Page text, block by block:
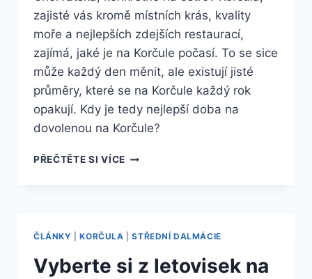
zajisté vás kromě místních krás, kvality
moře a nejlepších zdejších restaurací,
zajímá, jaké je na Korčule počasí. To se sice
může každý den měnit, ale existují jisté
průměry, které se na Korčule každý rok
opakují. Kdy je tedy nejlepší doba na
dovolenou na Korčule?
PŘEČTĚTE SI VÍCEJAKÉ
KORČULA?
ČLÁNKY |KORČULA |STŘEDNÍ DALMÁCIE
Vyberte si z letovisek na